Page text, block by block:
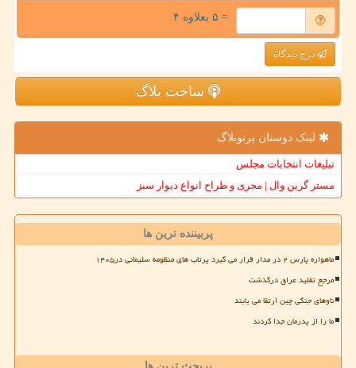
= ۵ بعلاوه ۴
درج دیدگاه
ساخت بلاگ
لینک دوستان پرتوبلاگ
تبلیغات انتخابات مجلس
مستر گرین وال | مجری و طراح انواع دیوار سبز
پربیننده ترین ها
ماهواره پارس ۲ در مدار قرار می گیرد پرتاب های منظومه سلیمانی در۱۴۰۵
مرجع تقلید عراق درگذشت
ناوهای جنگی چین ارتقا می یابند
ما را از پدرمان جدا کردند